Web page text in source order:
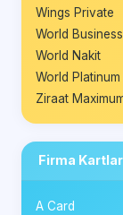
Wings Private
World Business
World Nakit
World Platinum
Ziraat
Firma
A Card